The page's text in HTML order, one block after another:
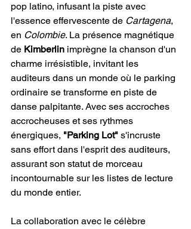
pop latino, infusant la piste avec
l'essence effervescente de Cartagena,
en Colombie. La présence magnétique
de Kimberlin imprègne la chanson d'un
charme irrésistible, invitant les
auditeurs dans un monde où le parking
ordinaire se transforme en piste de
danse palpitante. Avec ses accroches
accrocheuses et ses rythmes
énergiques, "Parking Lot" s'incruste
sans effort dans l'esprit des auditeurs,
assurant son statut de morceau
incontournable sur les listes de lecture
du monde entier.
La collaboration avec le célèbre